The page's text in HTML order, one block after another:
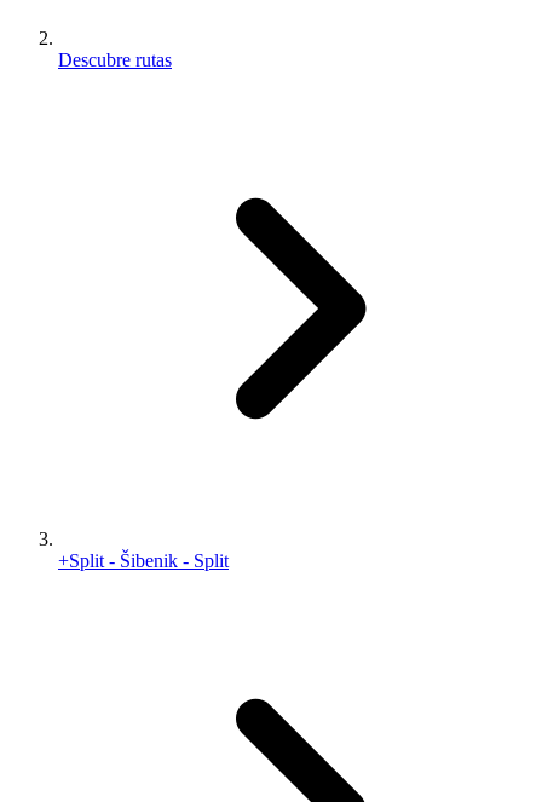
Descubre rutas
+Split - Šibenik - Split